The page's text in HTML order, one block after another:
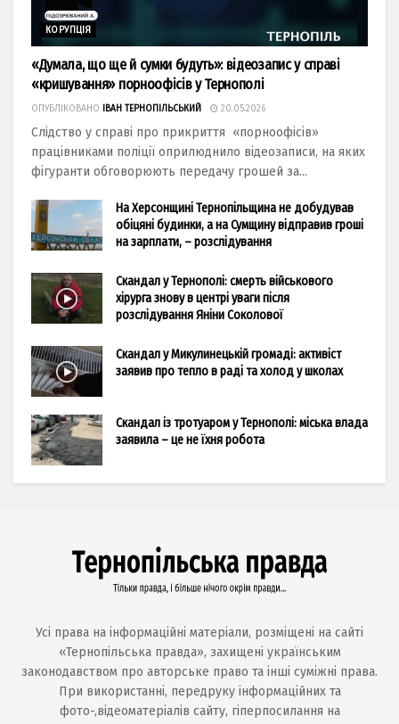
КОРУПЦІЯ
«Думала, що ще й сумки будуть»: відеозапис у справі
«кришування» порноофісів у Тернополі
ОПУБЛІКОВАНО ІВАН ТЕРНОПІЛЬСЬКИЙ 20.05.2026
Слідство у справі про прикриття «порноофісів»
працівниками поліції оприлюднило відеозаписи, на яких
фігуранти обговорюють передачу грошей за...
На Херсонщині Тернопільщина не добудував
обіцяні будинки, а на Сумщину відправив гроші
на зарплати, – розслідування
Скандал у Тернополі: смерть військового
хірурга знову в центрі уваги після
розслідування Яніни Соколової
Скандал у Микулинецькій громаді: активіст
заявив про тепло в раді та холод у школах
Скандал із тротуаром у Тернополі: міська влада
заявила – це не їхня робота
Усі права на інформаційні матеріали, розміщені на сайті
«Тернопільська правда», захищені українським
законодавством про авторське право та інші суміжні права.
При використанні, передруку інформаційних та
фото-,відеоматеріалів сайту, гіперпосилання на